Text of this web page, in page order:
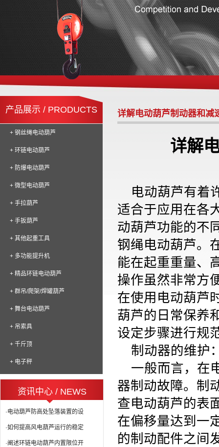
产品展示 / PRODUCTS
+ 钢丝绳电动葫芦
+ 环链电动葫芦
+ 防爆电动葫芦
+ 微型电动葫芦
+ 手拉葫芦
+ 手扳葫芦
+ 其他起重工具
+ 多功能提升机
+ 精品环链电动葫芦
+ 群吊/爬架/焊罐葫芦
+ 舞台电动葫芦
+ 吊索具
+ 千斤顶
+ 电子秤
资讯中心 / NEWS
·电动葫芦防高处坠落装置的设
·如何提高风电葫芦运行的稳定
·阐述环链电动葫芦内置限位开
详解电动葫芦制动器和减
详解
电动葫芦有着
适合于应用在各
动葫芦功能的不
钢绳电动葫芦。
能在起重重量、
操作虽然非常方
在使用电动葫芦
葫芦的日常保养
设定步骤进行规
制动器的维护
一般而言，在
器制动故障。制
查电动葫芦的表
在偏移量达到一
的制动配件之间